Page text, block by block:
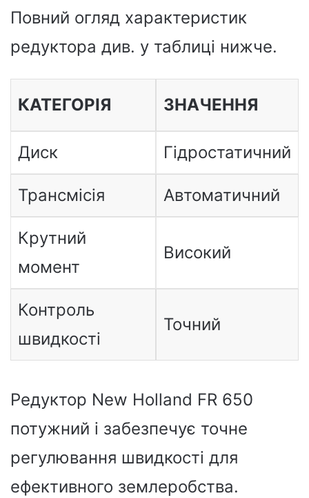
Повний огляд характеристик
редуктора див. у таблиці нижче.
КАТЕГОРІЯ ЗНАЧЕННЯ
Диск Гідростатичний
Трансмісія Автоматичний
Крутний
момент
Високий
Контроль
швидкості
Точний
Редуктор New Holland FR 650
потужний і забезпечує точне
регулювання швидкості для
ефективного землеробства.